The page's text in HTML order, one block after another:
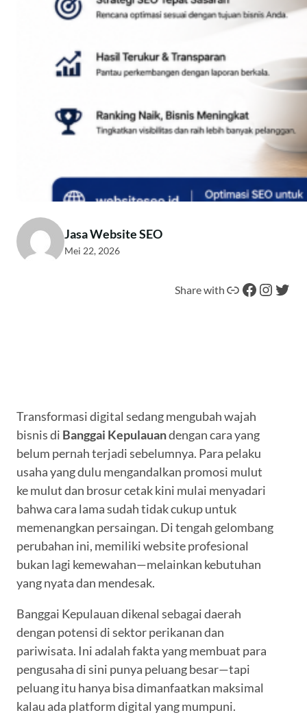
Jasa Website SEO
Mei 22, 2026
Share with Tautan Facebook Instagram Twitter
Transformasi digital sedang mengubah wajah
bisnis di Banggai Kepulauandengan cara yang
belum pernah terjadi sebelumnya. Para pelaku
usaha yang dulu mengandalkan promosi mulut
ke mulut dan brosur cetak kini mulai menyadari
bahwa cara lama sudah tidak cukup untuk
memenangkan persaingan. Di tengah gelombang
perubahan ini, memiliki website profesional
bukan lagi kemewahan—melainkan kebutuhan
yang nyata dan mendesak.
Banggai Kepulauan dikenal sebagai daerah
dengan potensi di sektor perikanan dan
pariwisata. Ini adalah fakta yang membuat para
pengusaha di sini punya peluang besar—tapi
peluang itu hanya bisa dimanfaatkan maksimal
kalau ada platform digital yang mumpuni.